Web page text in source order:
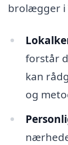
brolægger i
forstår
kan
og